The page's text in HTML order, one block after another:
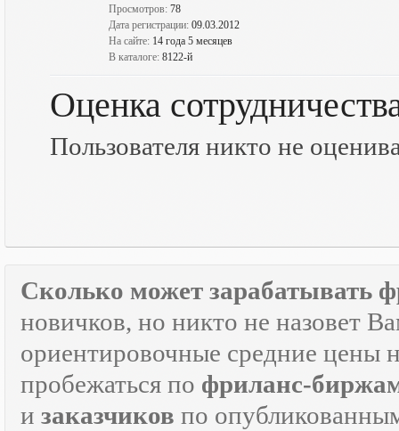
Просмотров: 78
Дата регистрации: 09.03.2012
На сайте: 14 года 5 месяцев
В каталоге: 8122-й
Оценка
Пользователя никто не
Сколько может зарабатывать
новичков, но никто не назовет
ориентировочные средние цены
пробежаться по фриланс-
и заказчиков по